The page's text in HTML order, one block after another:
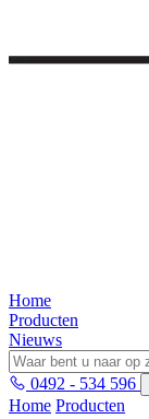
Home
Producten
Nieuws
0492 - 534 596
Home Producten